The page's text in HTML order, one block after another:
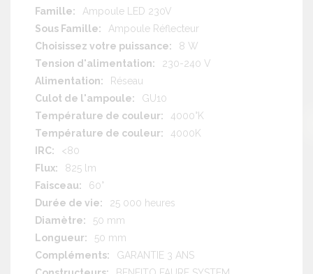
d'informationAmpoule LED 230V
Ampoule Réflecteur
8 W
230-240 V
Réseau
GU10
4000°K
4000K
<80
825 lm
60°
25 000 heures
50 mm
50 mm
GARANTIE 3 ANS